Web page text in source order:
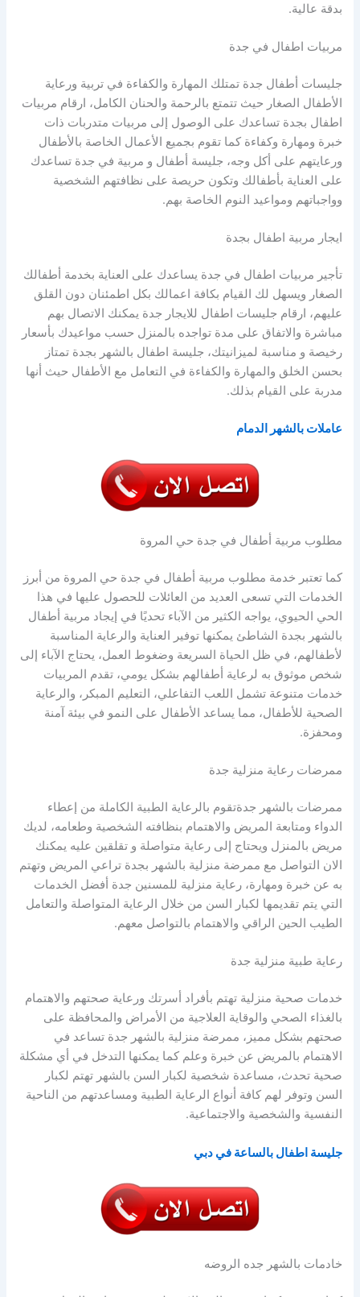
بدقة عالية.
مربيات اطفال في جدة
جليسات أطفال جدة تمتلك المهارة والكفاءة في تربية ورعاية
الأطفال الصغار حيث تتمتع بالرحمة والحنان الكامل، ارقام مربيات
اطفال بجدة تساعدك على الوصول إلى مربيات متدربات ذات
خبرة ومهارة وكفاءة كما تقوم بجميع الأعمال الخاصة بالأطفال
ورعايتهم على أكل وجه، جليسة أطفال و مربية في جدة تساعدك
على العناية بأطفالك وتكون حريصة على نظافتهم الشخصية
وواجباتهم ومواعيد النوم الخاصة بهم.
ايجار مربية اطفال بجدة
تأجير مربيات اطفال في جدة يساعدك على العناية بخدمة أطفالك
الصغار ويسهل لك القيام بكافة اعمالك بكل اطمئنان دون القلق
عليهم، ارقام جليسات اطفال للايجار جدة يمكنك الاتصال بهم
مباشرة والاتفاق على مدة تواجده بالمنزل حسب مواعيدك بأسعار
رخيصة و مناسبة لميزانيتك، جليسة اطفال بالشهر بجدة تمتاز
بحسن الخلق والمهارة والكفاءة في التعامل مع الأطفال حيث أنها
مدربة على القيام بذلك.
عاملات بالشهر الدمام
مطلوب مربية أطفال في جدة حي المروة
كما تعتبر خدمة مطلوب مربية أطفال في جدة حي المروة من أبرز
الخدمات التي تسعى العديد من العائلات للحصول عليها في هذا
الحي الحيوي، يواجه الكثير من الآباء تحديًا في إيجاد مربية أطفال
بالشهر بجدة الشاطئ يمكنها توفير العناية والرعاية المناسبة
لأطفالهم، في ظل الحياة السريعة وضغوط العمل، يحتاج الآباء إلى
شخص موثوق به لرعاية أطفالهم بشكل يومي، تقدم المربيات
خدمات متنوعة تشمل اللعب التفاعلي، التعليم المبكر، والرعاية
الصحية للأطفال، مما يساعد الأطفال على النمو في بيئة آمنة
ومحفزة.
ممرضات رعاية منزلية جدة
ممرضات بالشهر جدةتقوم بالرعاية الطبية الكاملة من إعطاء
الدواء ومتابعة المريض والاهتمام بنظافته الشخصية وطعامه، لديك
مريض بالمنزل ويحتاج إلى رعاية متواصلة و تقلقين عليه يمكنك
الان التواصل مع ممرضة منزلية بالشهر بجدة تراعي المريض وتهتم
به عن خبرة ومهارة، رعاية منزلية للمسنين جدة أفضل الخدمات
التي يتم تقديمها لكبار السن من خلال الرعاية المتواصلة والتعامل
الطيب الحين الراقي والاهتمام بالتواصل معهم.
رعاية طبية منزلية جدة
خدمات صحية منزلية تهتم بأفراد أسرتك ورعاية صحتهم والاهتمام
بالغذاء الصحي والوقاية العلاجية من الأمراض والمحافظة على
صحتهم بشكل مميز، ممرضة منزلية بالشهر جدة تساعد في
الاهتمام بالمريض عن خبرة وعلم كما يمكنها التدخل في أي مشكلة
صحية تحدث، مساعدة شخصية لكبار السن بالشهر تهتم لكبار
السن وتوفر لهم كافة أنواع الرعاية الطبية ومساعدتهم من الناحية
النفسية والشخصية والاجتماعية.
جليسة اطفال بالساعة في دبي
خادمات بالشهر جده الروضه